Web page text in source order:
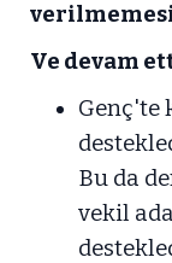
Ve devam
Genç'te
Bu da
vekil